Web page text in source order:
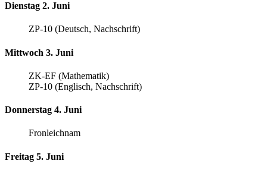
Dienstag 2. Juni
ZP-10 (Deutsch, Nachschrift)
Mittwoch 3. Juni
ZK-EF (Mathematik)
ZP-10 (Englisch, Nachschrift)
Donnerstag 4. Juni
Fronleichnam
Freitag 5. Juni